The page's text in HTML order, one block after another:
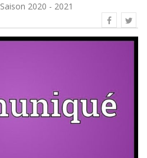
Saison 2020 - 2021